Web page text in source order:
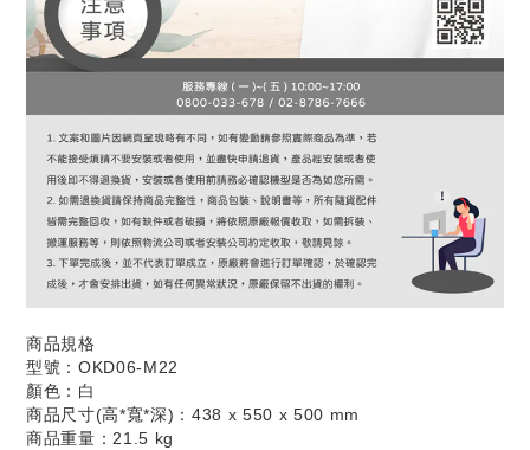
商品規格
型號：OKD06-M22
顏色：白
商品尺寸(高*寬*深)：438 x 550 x 500 mm
商品重量：21.5 kg